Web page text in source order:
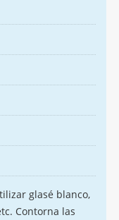
glasé blanco,
Contorna las